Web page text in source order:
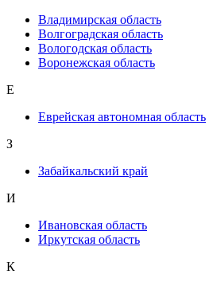
Владимирская область
Волгоградская область
Вологодская область
Воронежская область
Е
Еврейская автономная область
З
Забайкальский край
И
Ивановская область
Иркутская область
К